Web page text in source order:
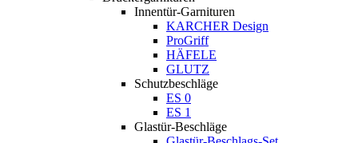
Innentür-Garnituren
KARCHER Design
ProGriff
HÄFELE
GLUTZ
Schutzbeschläge
ES 0
ES 1
Glastür-Beschläge